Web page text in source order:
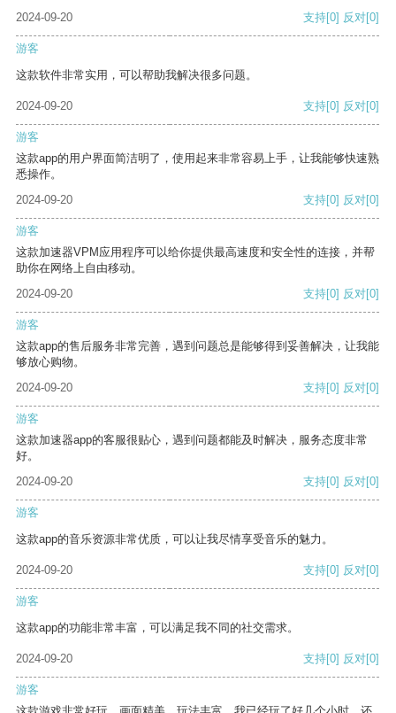
2024-09-20
支持[0] 反对[0]
游客
这款软件非常实用，可以帮助我解决很多问题。
2024-09-20 支持[0] 反对[0]
游客
这款app的用户界面简洁明了，使用起来非常容易上手，让我能够快速熟
悉操作。
2024-09-20
支持[0] 反对[0]
游客
这款加速器VPM应用程序可以给你提供最高速度和安全性的连接，并帮
助你在网络上自由移动。
2024-09-20
支持[0] 反对[0]
游客
这款app的售后服务非常完善，遇到问题总是能够得到妥善解决，让我能
够放心购物。
2024-09-20
支持[0] 反对[0]
游客
这款加速器app的客服很贴心，遇到问题都能及时解决，服务态度非常
好。
2024-09-20
支持[0] 反对[0]
游客
这款app的音乐资源非常优质，可以让我尽情享受音乐的魅力。
2024-09-20 支持[0] 反对[0]
游客
这款app的功能非常丰富，可以满足我不同的社交需求。
2024-09-20 支持[0] 反对[0]
游客